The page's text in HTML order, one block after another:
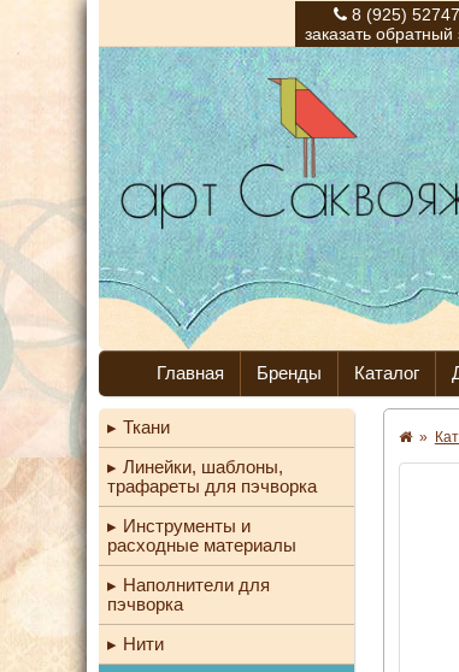
8 (925)
заказать обратный
Главная Бренды Каталог
Ткани
Линейки, шаблоны,
трафареты для пэчворка
Инструменты и
расходные материалы
Наполнители для
пэчворка
Нити
»